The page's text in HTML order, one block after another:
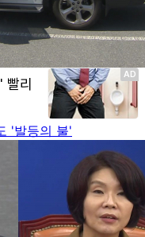
'발등의 불'